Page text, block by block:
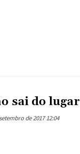
sai do lugar
de 2017 12:04